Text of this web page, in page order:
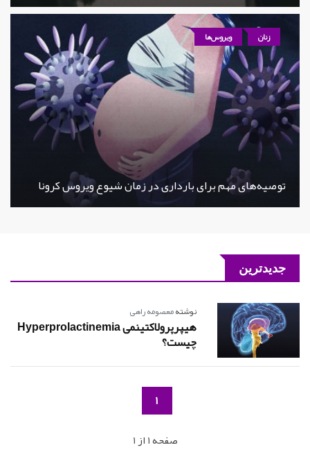
زنان ویروس‌ها
توصیه‌های مهم برای بارداری در زمان شیوع ویروس کرونا
جدیدترین
نوشتهمعصومه راهی
هیپرپرولاکتینمی Hyperprolactinemia
چیست؟
1
صفحه 1 از 1